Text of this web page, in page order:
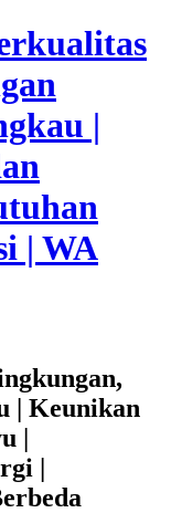
|
| WA
| Keunikan
|
|